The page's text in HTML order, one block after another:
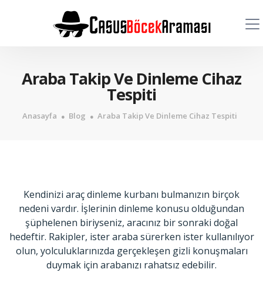
Araba Takip Ve Dinleme Cihaz
Tespiti
Anasayfa Blog Araba Takip Ve Dinleme Cihaz Tespiti
Kendinizi araç dinleme kurbanı bulmanızın birçok
nedeni vardır. İşlerinin dinleme konusu olduğundan
şüphelenen biriyseniz, aracınız bir sonraki doğal
hedeftir. Rakipler, ister araba sürerken ister kullanılıyor
olun, yolculuklarınızda gerçekleşen gizli konuşmaları
duymak için arabanızı rahatsız edebilir.